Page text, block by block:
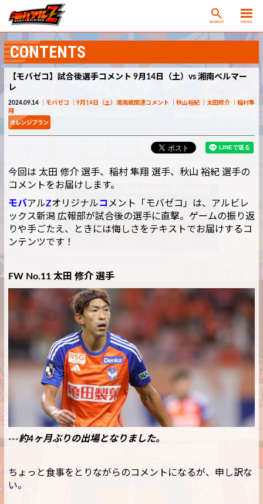
SEARCH MENU
CONTENTS
【モバゼコ】試合後選手コメント 9月14日（土）vs 湘南ベルマー
レ
2024.09.14 モバゼコ 9月14日（土）湘南戦関連コメント 秋山裕紀 太田修介
稲村隼
翔
今回は 太田 修介 選手、稲村 隼翔 選手、秋山 裕紀 選手の
コメントをお届けします。
モバアルZオリジナルコ メント「モバゼコ」は、アルビレ
ックス新潟 広報部が試合後の選手に直撃。ゲームの振り返
りや手ごたえ、ときには悔しさをテキストでお届けするコ
ンテンツです！
FW No.11 太田 修介 選手
---約4ヶ月ぶりの出場となりました。
ちょっと食事をとりながらのコメントになるが、申し訳な
い。